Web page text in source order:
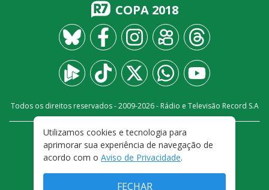
COPA 2018
Todos os direitos reservados - 2009-2026- Rádio e Televisão Record S.A
FALE CONOSCO
PRIVACIDADE
TERMOS E CONDIÇÕES DE USO
Utilizamos cookies e tecnologia para
aprimorar sua experiência de navegação de
acordo com o Aviso de Privacidade.
FECHAR